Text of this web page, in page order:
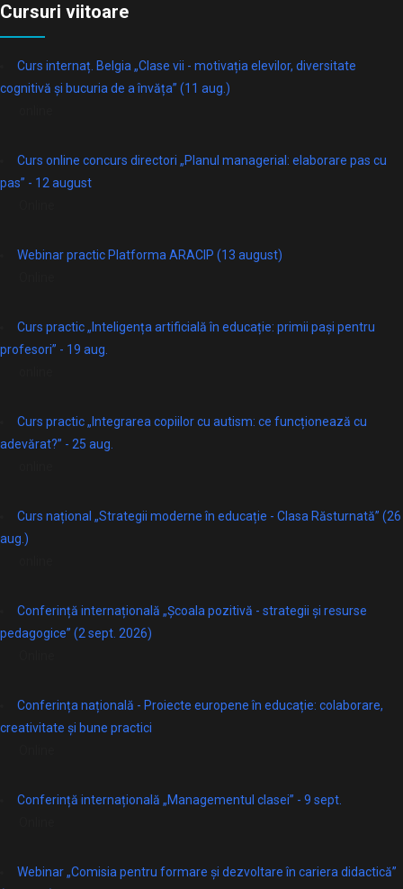
Cursuri viitoare
Curs internaț. Belgia „Clase vii - motivația elevilor, diversitate
cognitivă și bucuria de a învăța” (11 aug.)
Curs online concurs directori „Planul managerial: elaborare pas cu
pas” - 12 august
Webinar practic Platforma ARACIP (13 august)
Curs practic „Inteligența artificială în educație: primii pași pentru
profesori” - 19 aug.
Curs practic „Integrarea copiilor cu autism: ce funcționează cu
adevărat?” - 25 aug.
Curs național „Strategii moderne în educație - Clasa Răsturnată” (26
aug.)
Conferință internațională „Școala pozitivă - strategii și resurse
pedagogice” (2 sept. 2026)
Conferința națională - Proiecte europene în educație: colaborare,
creativitate și bune practici
Conferință internațională „Managementul clasei” - 9 sept.
Webinar „Comisia pentru formare și dezvoltare în cariera didactică”